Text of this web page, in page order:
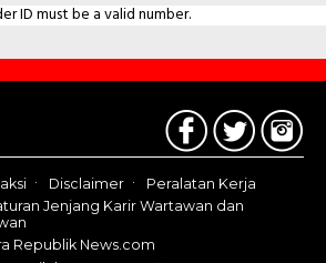
ID must be a valid number.
Disclaimer
Peralatan Kerja
Jenjang Karir Wartawan dan
Republik News.com